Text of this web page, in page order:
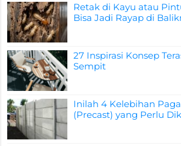
Retak di Kayu atau
Bisa Jadi Rayap di
27 Inspirasi Konsep
Sempit
Inilah 4 Kelebihan
(Precast) yang Perlu